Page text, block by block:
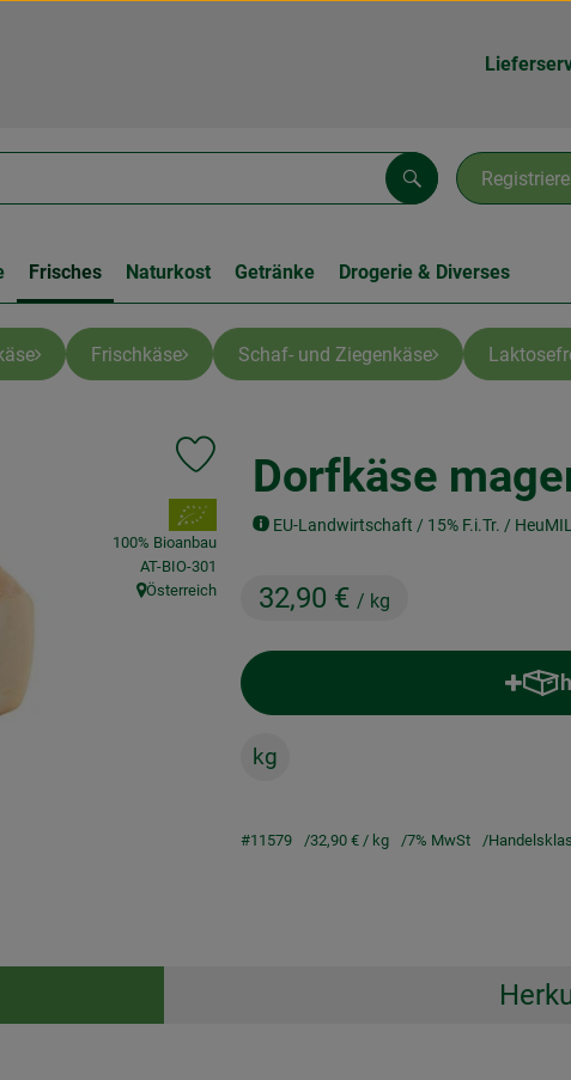
Suchen
Frisches Naturkost Getränke Drogerie & Diverses
Frischkäse Schaf- und Ziegenkäse
Dorfkäse
EU-Landwirtschaft / 15% F.i.Tr. /
32,90 € / kg
Produkt zu Favouriten hinzufügen
, Verband:
100% Bioanbau
, Kontrollstelle:
AT-BIO-301
, Herkunft:
Österreich
kg
#11579 32,90 € / kg 7% MwSt
Rezepte